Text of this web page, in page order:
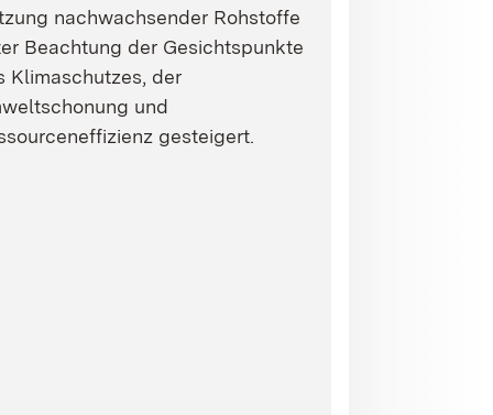
nachwachsender Rohstoffe
Beachtung der Gesichtspunkte
Klimaschutzes, der
und
gesteigert.